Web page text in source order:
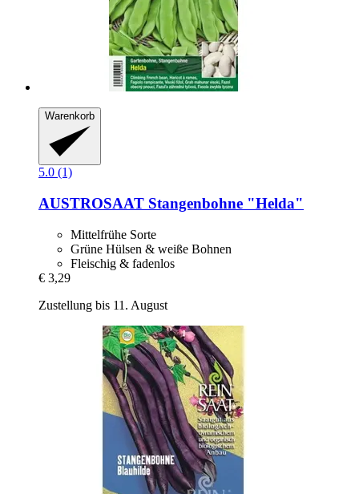
Warenkorb
5.0 (1)
AUSTROSAAT Stangenbohne "Helda"
Mittelfrühe Sorte
Grüne Hülsen & weiße Bohnen
Fleischig & fadenlos
€ 3,29
Zustellung bis 11. August